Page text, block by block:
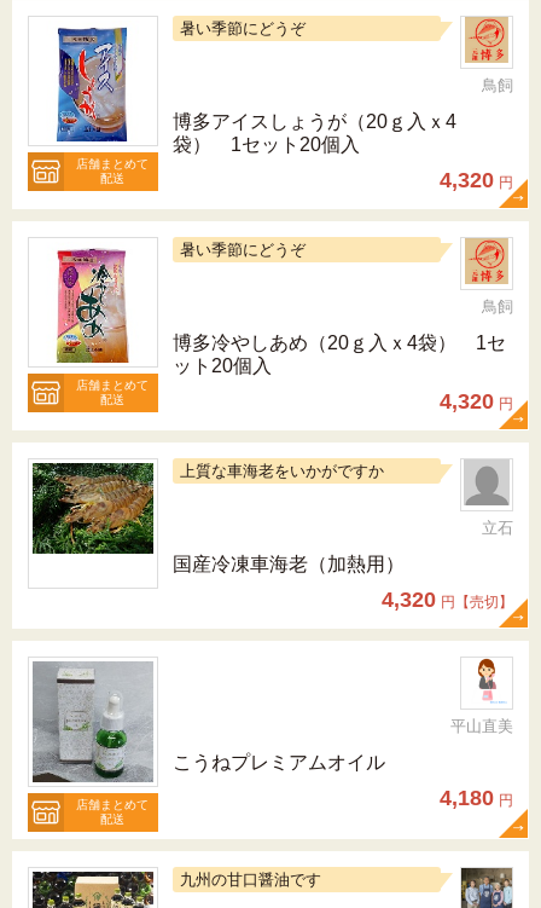
店舗まとめて
配送
暑い季節にどうぞ
鳥飼
博多アイスしょうが（20ｇ入ｘ4
袋） 1セット20個入
4,320 円
店舗まとめて
配送
暑い季節にどうぞ
鳥飼
博多冷やしあめ（20ｇ入ｘ4袋） 1セ
ット20個入
4,320 円
上質な車海老をいかがですか
立石
国産冷凍車海老（加熱用）
4,320 円【売切】
店舗まとめて
配送
平山直美
こうねプレミアムオイル
4,180 円
九州の甘口醤油です